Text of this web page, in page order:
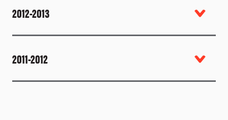
2012-2013
2011-2012